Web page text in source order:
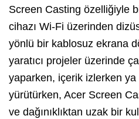
Screen Casting özelliğiyle
cihazı Wi-Fi üzerinden
yönlü bir kablosuz ekrana
yaratıcı projeler üzerinde
yaparken, içerik izlerken
yürütürken, Acer Screen
ve dağınıklıktan uzak bir